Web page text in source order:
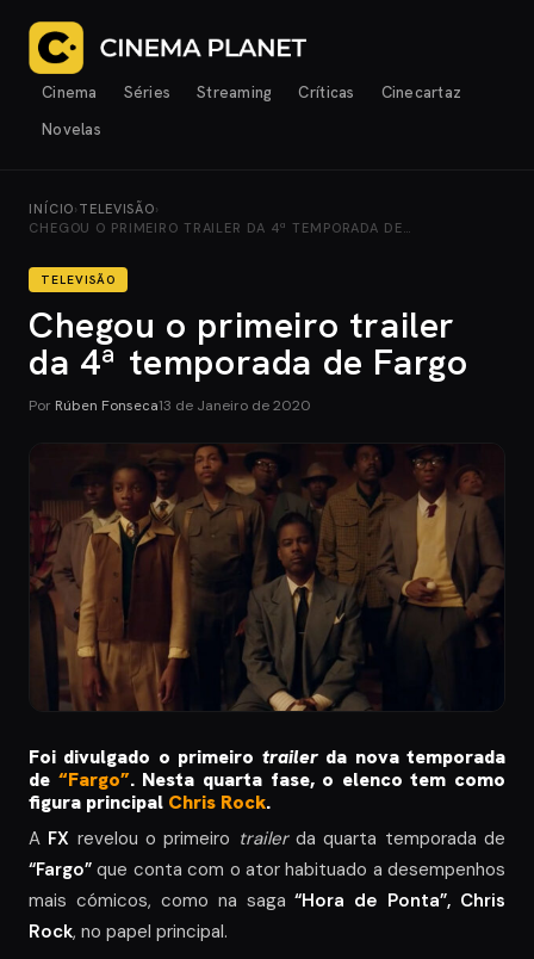
Cinema Séries Streaming Críticas
Cinecartaz
Novelas
INÍCIO› TELEVISÃO›
CHEGOU O PRIMEIRO TRAILER DA 4ª TEMPORADA DE…
TELEVISÃO
Chegou o primeiro trailer
da 4ª temporada de Fargo
Por Rúben Fonseca13 de Janeiro de 2020
Foi divulgado o primeiro trailer da nova temporada
de “Fargo”. Nesta quarta fase, o elenco tem como
figura principal Chris Rock.
A FX revelou o primeiro trailerda quarta temporada de
“Fargo” que conta com o ator habituado a desempenhos
mais cómicos, como na saga“Hora de Ponta”, Chris
Rock, no papel principal.